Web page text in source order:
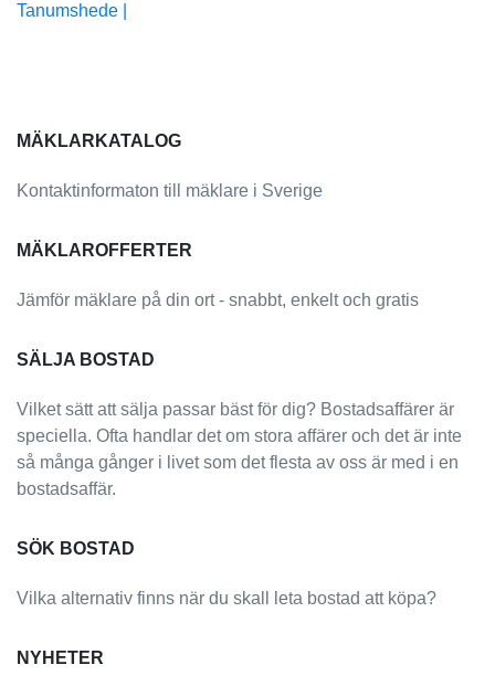
Tanumshede |
MÄKLARKATALOG
Kontaktinformaton till mäklare i Sverige
MÄKLAROFFERTER
Jämför mäklare på din ort - snabbt, enkelt och gratis
SÄLJA BOSTAD
Vilket sätt att sälja passar bäst för dig? Bostadsaffärer är
speciella. Ofta handlar det om stora affärer och det är inte
så många gånger i livet som det flesta av oss är med i en
bostadsaffär.
SÖK BOSTAD
Vilka alternativ finns när du skall leta bostad att köpa?
NYHETER